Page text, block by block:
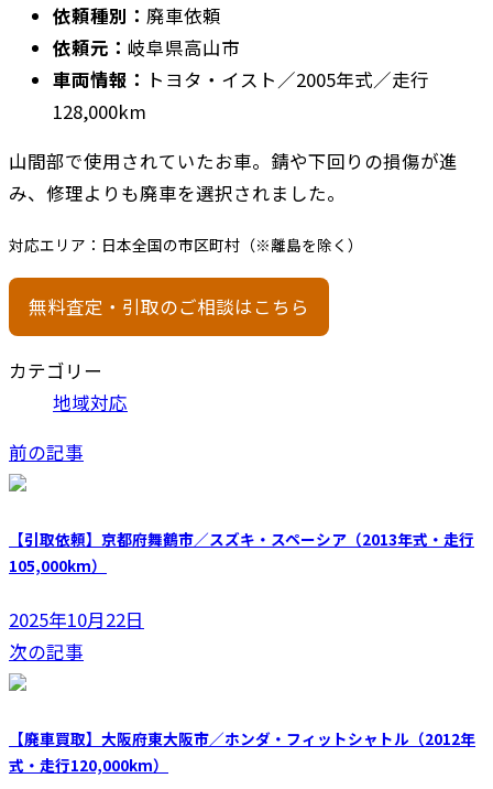
時
:
依頼種別： 廃車依頼
依頼元： 岐阜県高山市
車両情報： トヨタ・イスト／2005年式／走行
128,000km
山間部で使用されていたお車。錆や下回りの損傷が進
み、修理よりも廃車を選択されました。
対応エリア：日本全国の市区町村（※離島を除く）
無料査定・引取のご相談はこちら
カテゴリー
地域対応
前の記事
【引取依頼】京都府舞鶴市／スズキ・スペーシア（2013年式・走行
105,000km）
2025年10月22日
次の記事
【廃車買取】大阪府東大阪市／ホンダ・フィットシャトル（2012年
式・走行120,000km）